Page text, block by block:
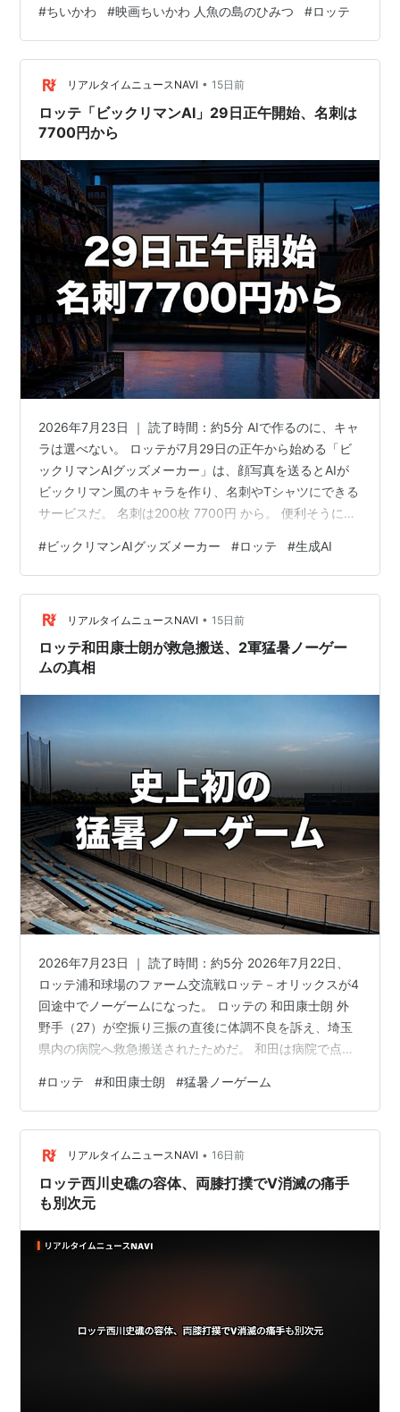
に遭遇……。 この記事では、実際に店頭で見た在庫状
況・購入までの流れ・お菓子の選び方を、実録形式でま
とめます。 キャンペーンの詳細（対象商品・実施期間な
ど）はこちら👇 【7/23開始・各店先着24個】セブン×映
画ちいかわ「オリジナルチャ…
#ちいかわ #映画ちいかわ 人魚の島のひみつ #ロッテ
リアルタイムニュースNAVI • 15日前
ロッテ「ビックリマンAI」29日正午開始、名刺は
7700円から
2026年7月23日 ｜ 読了時間：約5分 AIで作るのに、キャ
ラは選べない。 ロッテが7月29日の正午から始める「ビ
ックリマンAIグッズメーカー」は、顔写真を送るとAIが
ビックリマン風のキャラを作り、名刺やTシャツにできる
サービスだ。 名刺は200枚 7700円 から。 便利そうに見
る。 いちばん驚くのは、高い方のプランに付いた 6万
4409円 という半端な値段。 この数字には、昔なつかし
いある遊びが隠れている。 この記事でわかること 7月29
日正午スタート、名刺は7700円から 前作は平均4〜5分
で完売した AIなのにキャラは選べない理由 …
#ビックリマンAIグッズメーカー #ロッテ #生成AI
リアルタイムニュースNAVI • 15日前
ロッテ和田康士朗が救急搬送、2軍猛暑ノーゲー
ムの真相
2026年7月23日 ｜ 読了時間：約5分 2026年7月22日、
ロッテ浦和球場のファーム交流戦ロッテ－オリックスが4
回途中でノーゲームになった。 ロッテの 和田康士朗 外
野手（27）が空振り三振の直後に体調不良を訴え、埼玉
県内の病院へ救急搬送されたためだ。 和田は病院で点滴
して自宅で静養している。 翌23日は大事をとって休養す
ることが球団から発表された。 ただ、この試合が中止に
なった本当の理由は「選手が暑さに弱かったから」では
ない。 もっと構造的なものが、この球場にはあった。 こ
の記事でわかること 和田康士朗の容体は自宅療養で落ち
着いた 三振…
#ロッテ #和田康士朗 #猛暑ノーゲーム
リアルタイムニュースNAVI • 16日前
ロッテ西川史礁の容体、両膝打撲でV消滅の痛手
も別次元